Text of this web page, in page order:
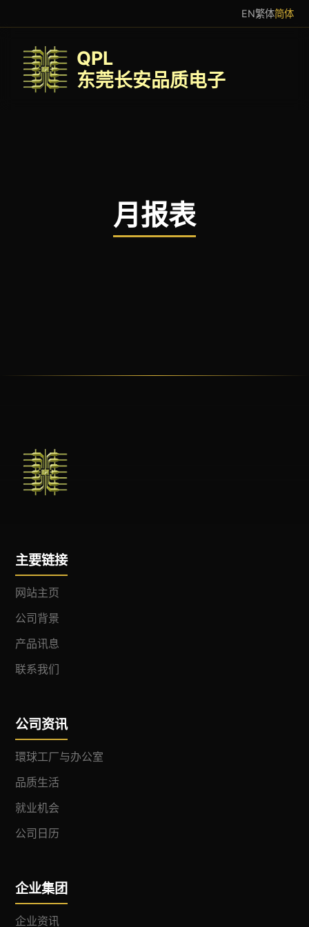
EN繁体简体
QPL
东莞长安品质电子
月报表
主要链接
网站主页
公司背景
产品讯息
联系我们
公司资讯
環球工厂与办公室
品质生活
就业机会
公司日历
企业集团
企业资讯